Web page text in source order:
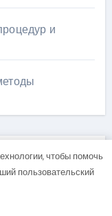
и
чтобы помочь
пользовательский